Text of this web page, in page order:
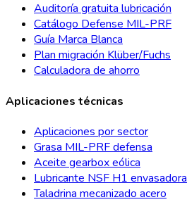
Auditoría gratuita lubricación
Catálogo Defense MIL-PRF
Guía Marca Blanca
Plan migración Klüber/Fuchs
Calculadora de ahorro
Aplicaciones técnicas
Aplicaciones por sector
Grasa MIL-PRF defensa
Aceite gearbox eólica
Lubricante NSF H1 envasadora
Taladrina mecanizado acero